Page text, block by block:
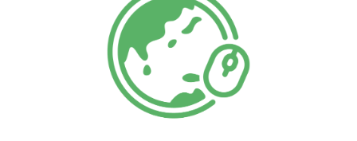
生態「公義」(justice) 與社群「公益」(common good)的
落實。 因此，這個運動也強調對森林的經營管理，但卻不
只著眼於伐林(包括移除枯倒木)種樹等短淺的林木經濟利
益，而是更積極地採取一種由下而上，重視在地生態智慧
與物質需求，來謀求當地住民對山林保育的參與，進而創
造更合乎人與自然和諧相處的社群發展模式。簡單地說，